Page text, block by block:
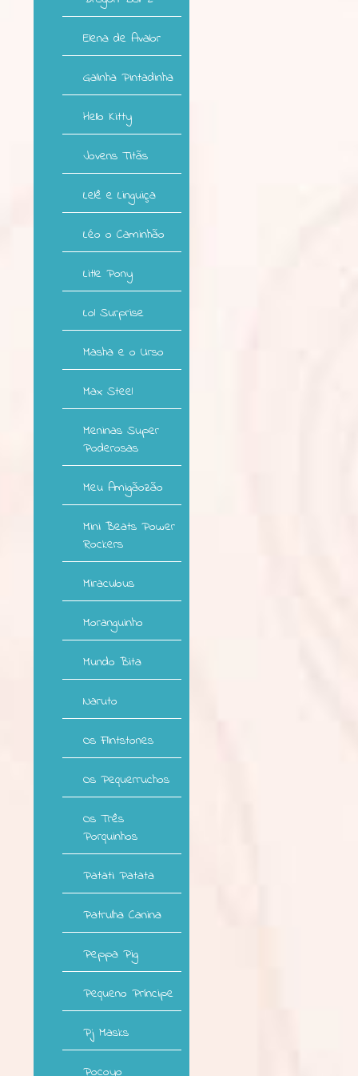
Elena de Avalor
Galinha Pintadinha
Hello Kitty
Jovens Titãs
Lelê e Linguiça
Léo o Caminhão
Litle Pony
Lol Surprise
Masha e o Urso
Max Steel
Meninas Super
Poderosas
Meu Amigãozão
Mini Beats Power
Rockers
Miraculous
Moranguinho
Mundo Bita
Naruto
Os Flintstones
Os Pequerruchos
Os Três
Porquinhos
Patati Patata
Patrulha Canina
Peppa Pig
Pequeno Príncipe
Pj Masks
Pocoyo